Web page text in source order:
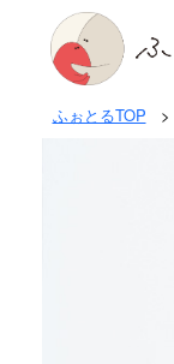
ふぉとるTOP >